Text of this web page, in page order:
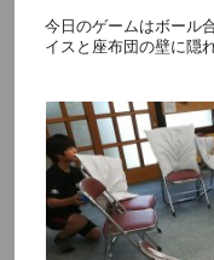
今日のゲームはボール合
イスと座布団の壁に隠